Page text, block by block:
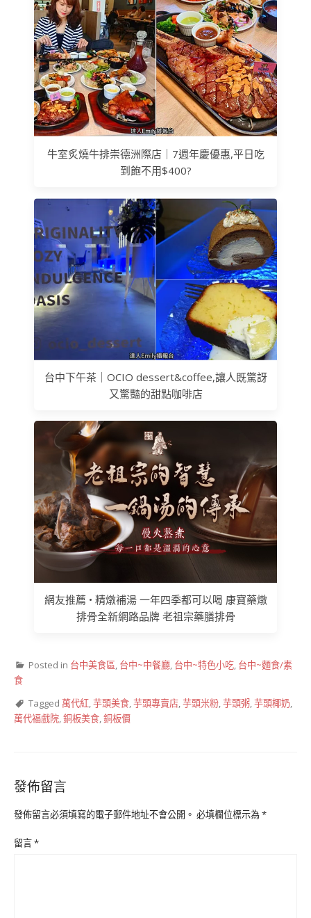
牛室炙燒牛排崇德洲際店｜7週年慶優惠,平日吃
到飽不用$400?
台中下午茶｜OCIO dessert&coffee,讓人既驚訝
又驚豔的甜點咖啡店
網友推薦 • 精燉補湯 一年四季都可以喝 康寶藥燉
排骨全新網路品牌 老祖宗藥膳排骨
Posted in 台中美食區 台中~中餐廳 台中~特色小吃 台中~麵食/素
食
Tagged 萬代紅 芋頭美食 芋頭專賣店 芋頭米粉 芋頭粥 芋頭椰奶
萬代福戲院 銅板美食 銅板價
發佈留言
發佈留言必須填寫的電子郵件地址不會公開。 必填欄位標示為*
留言*